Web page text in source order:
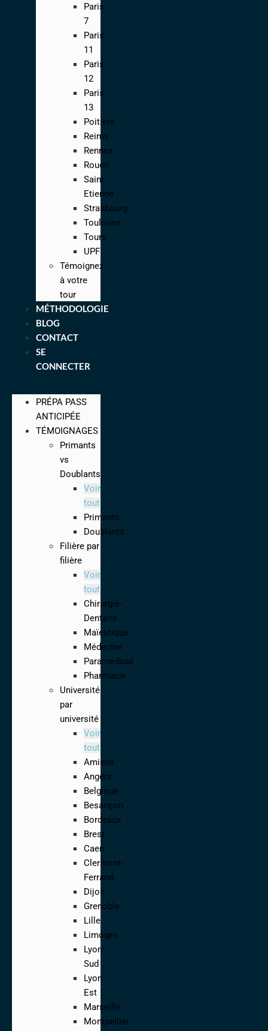
Paris
7
Paris
11
Paris
12
Paris
13
Poitiers
Reims
Rennes
Rouen
Saint
Etienne
Strasbourg
Toulouse
Tours
UPF
Témoignez
à votre
tour
MÉTHODOLOGIE
BLOG
CONTACT
SE
CONNECTER
PRÉPA PASS
ANTICIPÉE
TÉMOIGNAGES
Primants
vs
Doublants
Voir
tout
Primants
Doublants
Filière par
filière
Voir
tout
Chirurgie-
Dentaire
Maïeutique
Médecine
Paramédical
Pharmacie
Université
par
université
Voir
tout
Amiens
Angers
Belgique
Besançon
Bordeaux
Brest
Caen
Clermont-
Ferrand
Dijon
Grenoble
Lille
Limoges
Lyon-
Sud
Lyon
Est
Marseille
Montpellier